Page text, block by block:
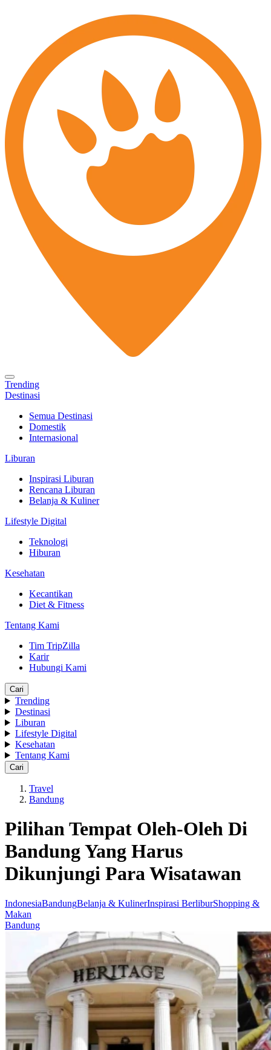
Trending
Destinasi
Semua Destinasi
Domestik
Internasional
Liburan
Inspirasi Liburan
Rencana Liburan
Belanja & Kuliner
Lifestyle Digital
Teknologi
Hiburan
Kesehatan
Kecantikan
Diet & Fitness
Tentang Kami
Tim TripZilla
Karir
Hubungi Kami
Cari
Trending
Destinasi
Liburan
Lifestyle Digital
Kesehatan
Tentang Kami
Cari
Travel
Bandung
Pilihan Tempat Oleh-Oleh Di
Bandung Yang Harus
Dikunjungi Para Wisatawan
IndonesiaBandungBelanja & KulinerInspirasi BerliburShopping &
Makan
Bandung